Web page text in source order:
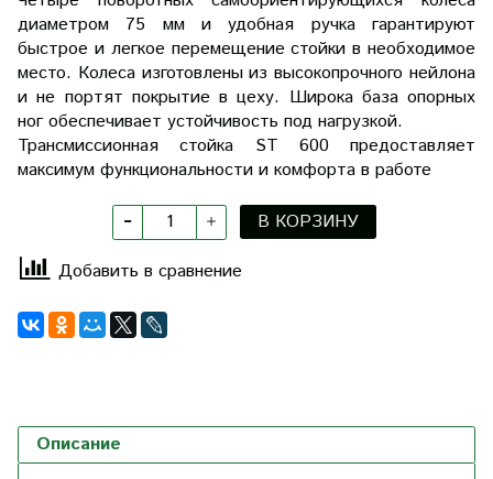
диаметром 75 мм и удобная ручка гарантируют
быстрое и легкое перемещение стойки в необходимое
место. Колеса изготовлены из высокопрочного нейлона
и не портят покрытие в цеху. Широка база опорных
ног обеспечивает устойчивость под нагрузкой.
Трансмиссионная стойка ST 600 предоставляет
максимум функциональности и комфорта в работе
В КОРЗИНУ
Добавить в сравнение
Описание